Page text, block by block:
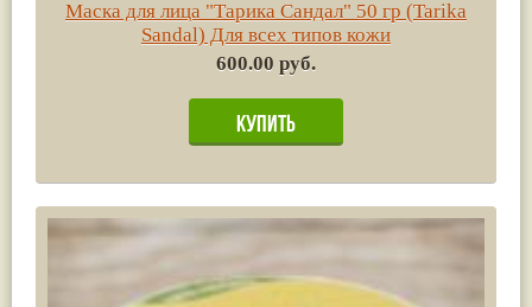
Маска для лица "Тарика Сандал" 50 гр (Tarika
Sandal) Для всех типов кожи
600.00 руб.